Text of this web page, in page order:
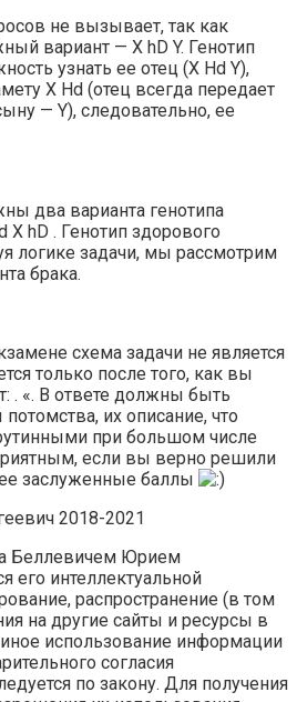
не вызывает, так как
вариант — X hD Y. Генотип
узнать ее отец (X Hd Y),
X Hd (отец всегда передает
— Y), следовательно, ее
два варианта генотипа
X hD . Генотип здорового
логике задачи, мы рассмотрим
брака.
схема задачи не является
только после того, как вы
. «. В ответе должны быть
их описание, что
при большом числе
если вы верно решили
заслуженные баллы
2018-2021
Беллевичем Юрием
его интеллектуальной
распространение (в том
на другие сайты и ресурсы в
использование информации
согласия
по закону. Для получения